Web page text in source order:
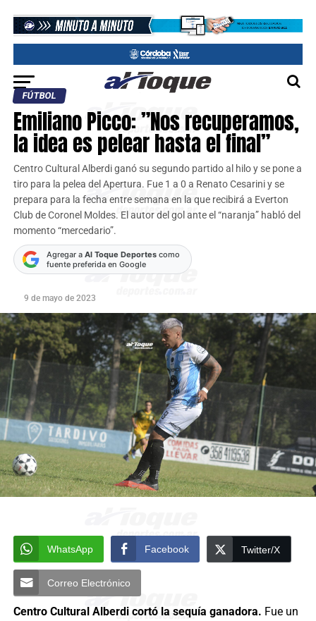
FÚTBOL
Emiliano Picco: ”Nos recuperamos,
la idea es pelear hasta el final”
Centro Cultural Alberdi ganó su segundo partido al hilo y se pone a
tiro para la pelea del Apertura. Fue 1 a 0 a Renato Cesarini y se
prepara para la fecha entre semana en la que recibirá a Everton
Club de Coronel Moldes. El autor del gol ante el “naranja” habló del
momento “mercedario”.
Agregar a Al Toque Deportescomo
fuente preferida en Google
9 de mayo de 2023
WhatsApp Facebook Twitter/X
Correo Electrónico
Centro Cultural Alberdi cortó la sequía ganadora. Fue un